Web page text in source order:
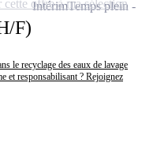
F)
le recyclage des eaux de lavage
et responsabilisant ? Rejoignez
IntérimTemps plein
cette offre à ma sélection